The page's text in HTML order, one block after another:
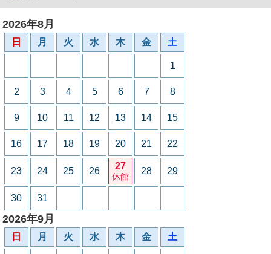
2026年8月
日 月 火 水 木 金 土
1
2 3 4 5 6 7 8
9 10 11 12 13 14 15
16 17 18 19 20 21 22
23 24 25 26 27
休館
28 29
30 31
2026年9月
日 月 火 水 木 金 土